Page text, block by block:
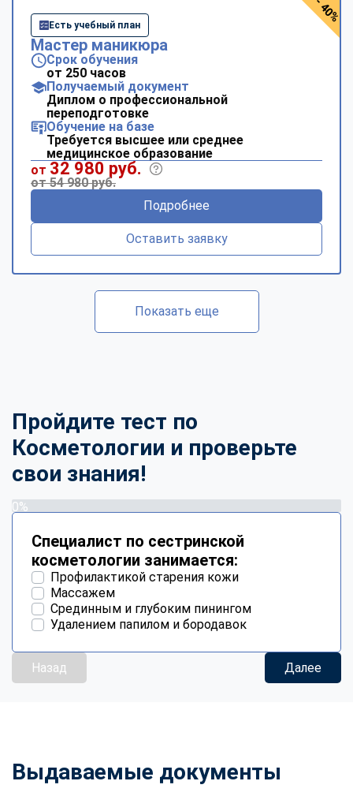
Есть учебный план
Мастер маникюра
Срок обучения
от 250 часов
Получаемый документ
Диплом о профессиональной
переподготовке
Обучение на базе
Требуется высшее или среднее
медицинское образование
от 32 980 руб.
от 54 980 руб.
Подробнее
Оставить заявку
- 40%
Показать еще
Пройдите тест по
Косметологии и проверьте
свои знания!
0%
Специалист по сестринской
косметологии занимается:
Профилактикой старения кожи
Массажем
Срединным и глубоким пинингом
Удалением папилом и бородавок
Назад Далее
Выдаваемые документы